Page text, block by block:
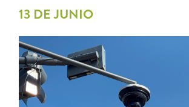
PORTAL DE
CONTACTO
13 DE JUNIO